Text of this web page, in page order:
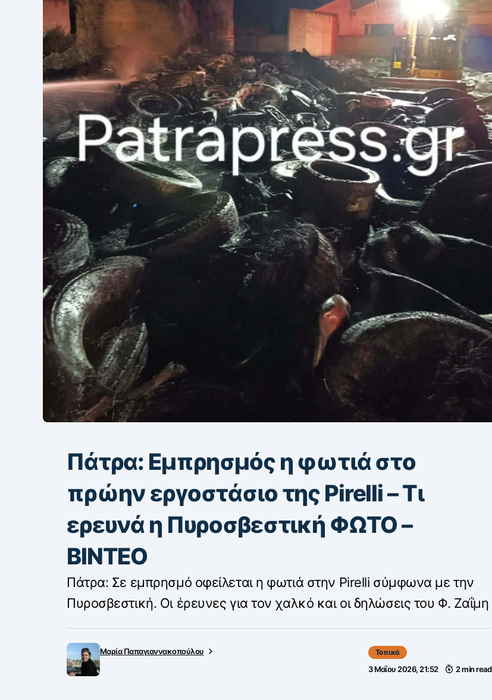
Πάτρα: Εμπρησμός η φωτιά στο
πρώην εργοστάσιο της Pirelli – Tι
ερευνά η Πυροσβεστική ΦΩΤΟ –
ΒΙΝΤΕΟ
Πάτρα: Σε εμπρησμό οφείλεται η φωτιά στην Pirelli σύμφωνα με την
Πυροσβεστική. Οι έρευνες για τον χαλκό και οι δηλώσεις του Φ. Ζαΐμη
Μαρία Παπαγιαννακοπούλου Τοπικά
3 Μαΐου 2026, 21:52 2 min read